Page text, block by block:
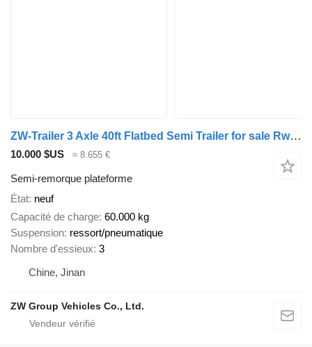
ZW-Trailer 3 Axle 40ft Flatbed Semi Trailer for sale Rwanda
10.000 $US ≈ 8.655 €
Semi-remorque plateforme
État neuf
Capacité de charge 60.000 kg
Suspension ressort/pneumatique
Nombre d'essieux 3
Chine, Jinan
ZW Group Vehicles Co., Ltd.